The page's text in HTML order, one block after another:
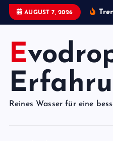
AUGUST 7, 2026
Evodrop
Reines Wasser für eine